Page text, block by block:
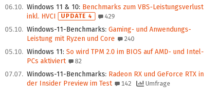
06.10. Windows 11 & 10: Benchmarks zum VBS-Leistungsverlust
inkl. HVCI
UPDATE 4 429
05.10. Windows-11-Benchmarks: Gaming- und Anwendungs-
Leistung mit Ryzen und Core
240
05.10. Windows 11: So wird TPM 2.0 im BIOS auf AMD- und Intel-
PCs aktiviert
82
07.07. Windows-11-Benchmarks: Radeon RX und GeForce RTX in
der Insider Preview im Test
142 Umfrage